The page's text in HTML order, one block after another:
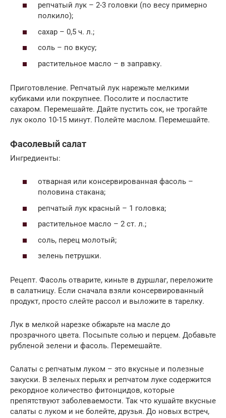
репчатый лук – 2-3 головки (по весу примерно
полкило);
сахар – 0,5 ч. л.;
соль – по вкусу;
растительное масло – в заправку.
Приготовление. Репчатый лук нарежьте мелкими
кубиками или покрупнее. Посолите и посластите
сахаром. Перемешайте. Дайте пустить сок, не трогайте
лук около 10-15 минут. Полейте маслом. Перемешайте.
Фасолевый салат
Ингредиенты:
отварная или консервированная фасоль –
половина стакана;
репчатый лук красный – 1 головка;
растительное масло – 2 ст. л.;
соль, перец молотый;
зелень петрушки.
Рецепт. Фасоль отварите, киньте в дуршлаг, переложите
в салатницу. Если сначала взяли консервированный
продукт, просто слейте рассол и выложите в тарелку.
Лук в мелкой нарезке обжарьте на масле до
прозрачного цвета. Посыпьте солью и перцем. Добавьте
рубленой зелени и фасоль. Перемешайте.
Салаты с репчатым луком – это вкусные и полезные
закуски. В зеленых перьях и репчатом луке содержится
рекордное количество фитонцидов, которые
препятствуют заболеваемости. Так что кушайте вкусные
салаты с луком и не болейте, друзья. До новых встреч,